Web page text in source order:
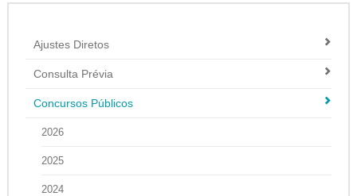
Ajustes Diretos
Consulta Prévia
Concursos Públicos
2026
2025
2024